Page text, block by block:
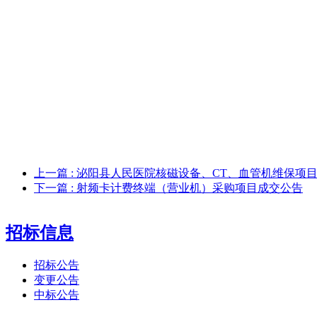
上一篇 : 泌阳县人民医院核磁设备、CT、血管机维保项
下一篇 : 射频卡计费终端（营业机）采购项目成交公告
招标信息
招标公告
变更公告
中标公告